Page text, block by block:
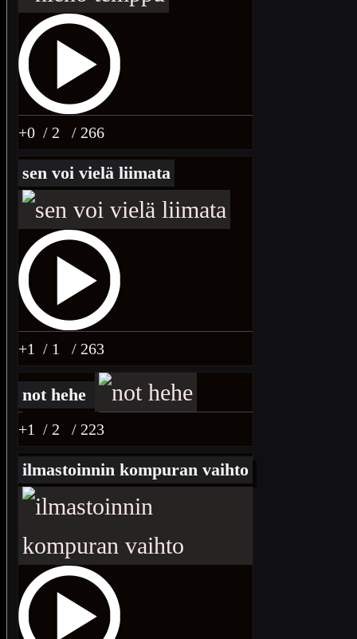
+0 / 2 / 266
sen voi vielä liimata
+1 / 1 / 263
not hehe
+1 / 2 / 223
ilmastoinnin kompuran vaihto